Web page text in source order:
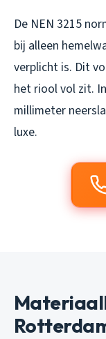
De NEN 3215
bij alleen
verplicht is. Dit
het riool vol zit.
millimeter
luxe.